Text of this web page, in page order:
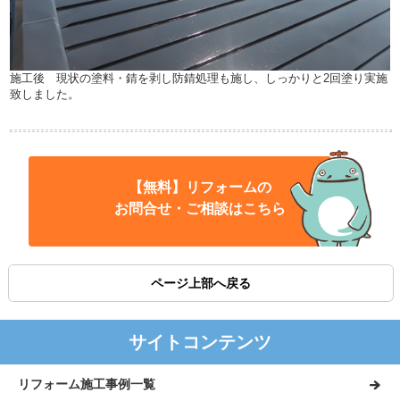
施工後 現状の塗料・錆を剥し防錆処理も施し、しっかりと2回塗り実施
致しました。
【無料】リフォームの
お問合せ・ご相談はこちら
ページ上部へ戻る
サイトコンテンツ
リフォーム施工事例一覧